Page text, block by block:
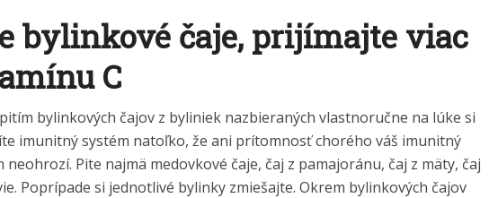
bylinkové čaje, prijímajte viac
C
bylinkových čajov z byliniek nazbieraných vlastnoručne na lúke si
imunitný systém natoľko, že ani prítomnosť chorého váš imunitný
neohrozí. Pite najmä medovkové čaje, čaj z pamajoránu, čaj z mäty, čaj
Poprípade si jednotlivé bylinky zmiešajte. Okrem bylinkových čajov